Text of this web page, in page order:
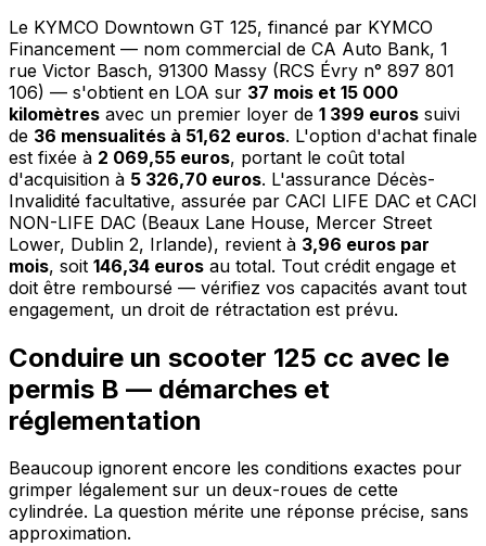
Le KYMCO Downtown GT 125, financé par KYMCO
Financement — nom commercial de CA Auto Bank, 1
rue Victor Basch, 91300 Massy (RCS Évry n° 897 801
106) — s'obtient en LOA sur 37 mois et 15 000
kilomètres avec un premier loyer de 1 399 euros suivi
de 36 mensualités à 51,62 euros. L'option d'achat finale
est fixée à 2 069,55 euros, portant le coût total
d'acquisition à 5 326,70 euros. L'assurance Décès-
Invalidité facultative, assurée par CACI LIFE DAC et CACI
NON-LIFE DAC (Beaux Lane House, Mercer Street
Lower, Dublin 2, Irlande), revient à 3,96 euros par
mois, soit 146,34 euros au total. Tout crédit engage et
doit être remboursé — vérifiez vos capacités avant tout
engagement, un droit de rétractation est prévu.
Conduire un scooter 125 cc avec le
permis B — démarches et
réglementation
Beaucoup ignorent encore les conditions exactes pour
grimper légalement sur un deux-roues de cette
cylindrée. La question mérite une réponse précise, sans
approximation.